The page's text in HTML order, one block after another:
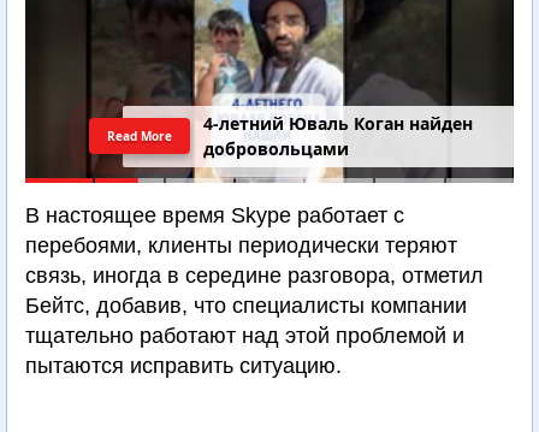
4-летний Юваль Коган найден
добровольцами
Read More
В настоящее время Skype работает с
перебоями, клиенты периодически теряют
связь, иногда в середине разговора, отметил
Бейтс, добавив, что специалисты компании
тщательно работают над этой проблемой и
пытаются исправить ситуацию.